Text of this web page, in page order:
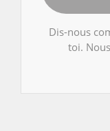
Dis-nous
toi.